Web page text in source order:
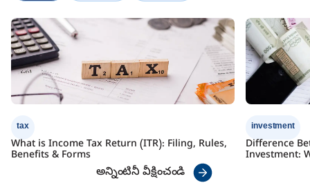
tax
What is Income Tax Return (ITR): Filing, Rules,
Benefits & Forms
investment
Difference
Investment:
అన్నింటినీ వీక్షించండి